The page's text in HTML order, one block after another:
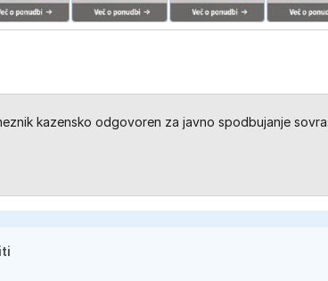
kazensko odgovoren za javno spodbujanje